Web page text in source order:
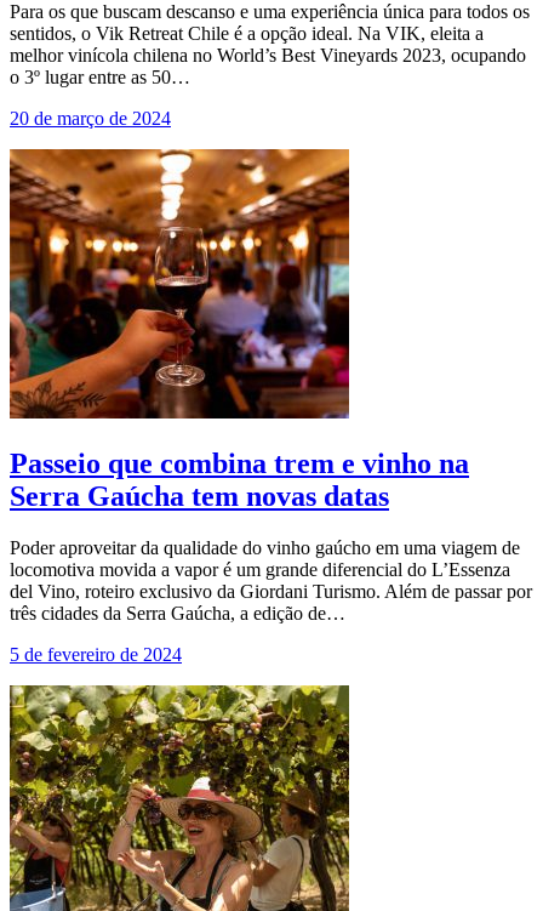
Para os que buscam descanso e uma experiência única para todos os
sentidos, o Vik Retreat Chile é a opção ideal. Na VIK, eleita a
melhor vinícola chilena no World’s Best Vineyards 2023, ocupando
o 3º lugar entre as 50…
20 de março de 2024
Passeio que combina trem e vinho na
Serra Gaúcha tem novas datas
Poder aproveitar da qualidade do vinho gaúcho em uma viagem de
locomotiva movida a vapor é um grande diferencial do L’Essenza
del Vino, roteiro exclusivo da Giordani Turismo. Além de passar por
três cidades da Serra Gaúcha, a edição de…
5 de fevereiro de 2024